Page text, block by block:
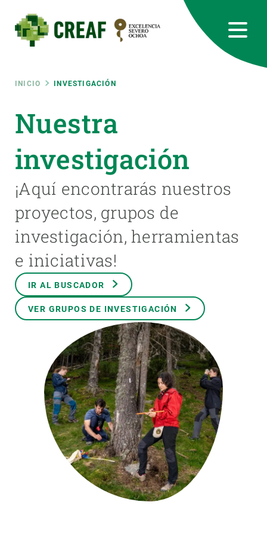
contenido
principal
Ruta
de
navegación
INICIO INVESTIGACIÓN
Nuestra
investigación
¡Aquí encontrarás nuestros
proyectos, grupos de
investigación, herramientas
e iniciativas!
IR AL BUSCADOR
VER GRUPOS DE INVESTIGACIÓN
RRSS
Featured
responsive
INTRANET
Responsive
menu
SOBRE NOSOTROS
INVESTIGACIÓN
CIENCIA EN ACCIÓN
ÚNETE A NOSOTROS
PARTICIPA
NOTICIAS Y AGENDA